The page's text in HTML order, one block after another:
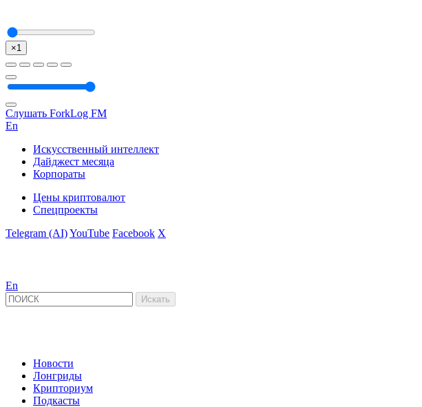
×1
Слушать ForkLog FM
En
Искусственный интеллект
Дайджест месяца
Корпораты
Цены криптовалют
Спецпроекты
Telegram (AI)YouTube Facebook X
En
Новости
Лонгриды
Крипториум
Подкасты